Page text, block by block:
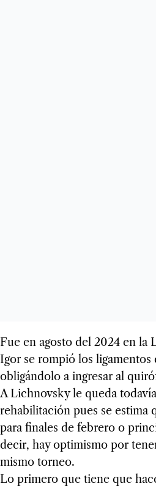
Fue en agosto del 2024 en la
Igor se rompió los ligamentos
obligándolo a ingresar al
A Lichnovsky le queda
rehabilitación pues se estima
para finales de febrero o
decir, hay optimismo por
mismo torneo.
Lo primero que tiene que